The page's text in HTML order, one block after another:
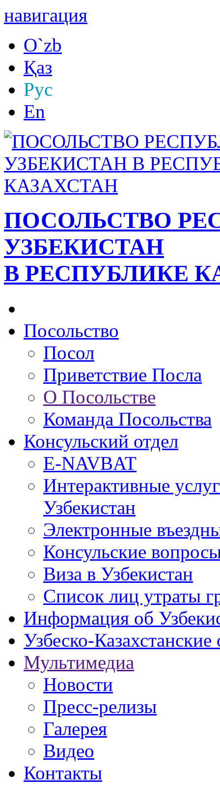
навигация
O`zb
Қаз
Рус
En
ПОСОЛЬСТВО
УЗБЕКИСТАН
В РЕСПУБЛИКЕ
Посольство
Посол
Приветствие Посла
О Посольстве
Команда Посольства
Консульский отдел
E-NAVBAT
Интерактивные
Узбекистан
Электронные
Консульские
Виза в Узбекистан
Список лиц утраты
Информация об
Узбеско-
Мультимедиа
Новости
Пресс-релизы
Галерея
Видео
Контакты